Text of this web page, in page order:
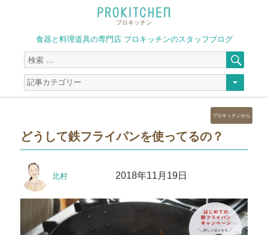
プロキッチン
食器と料理道具の専門店 プロキッチンのスタッフブログ
検
索
対
象:
索
どうして鉄フライパンを使ってるの？
稿
北村 2018年11月19日
カ
テ
ゴ
リ
プロキッチンから